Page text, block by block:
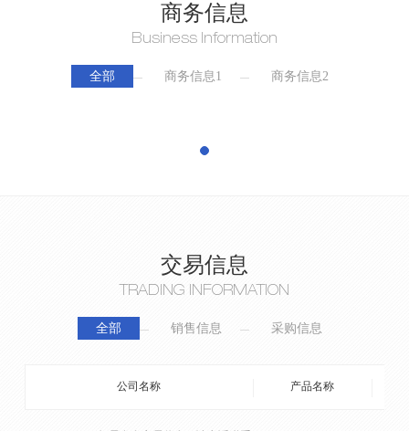
商务信息
Business Information
全部 商务信息1 商务信息2
交易信息
TRADING INFORMATION
全部 销售信息 采购信息
公司名称 产品名称